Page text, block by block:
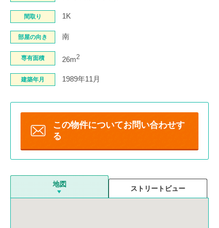
間取り 1K
部屋の向き 南
専有面積 26m2
建築年月 1989年11月
この物件についてお問い合わせす
る
地図
ストリートビュー